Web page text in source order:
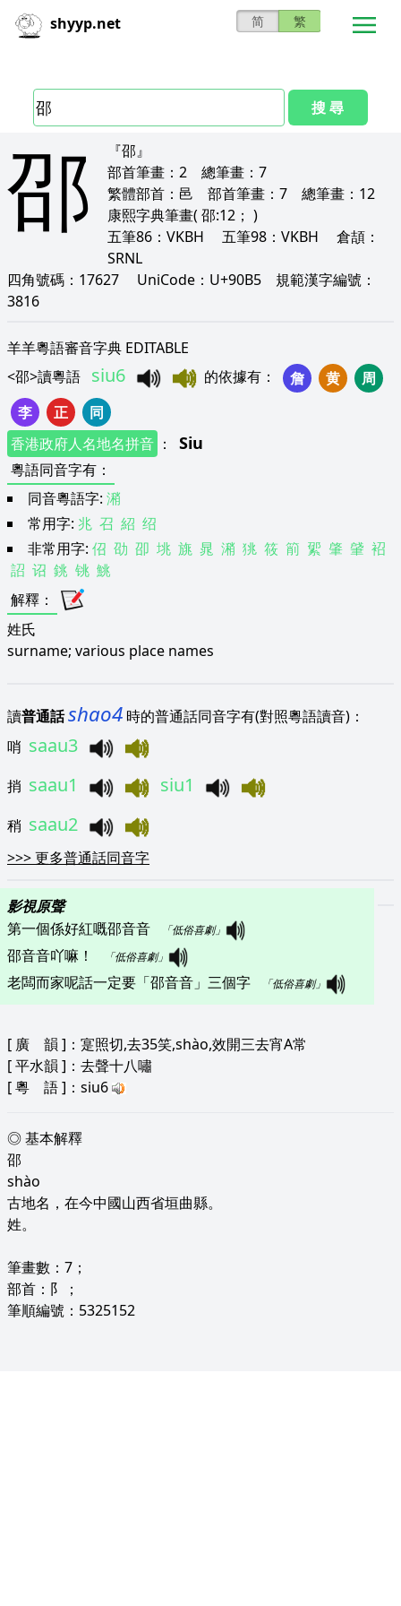
shyyp.net 简 繁
搜 尋
邵
『邵』
部首筆畫： 2 總筆畫： 7
繁體部首： 邑 部首筆畫： 7 總筆畫： 12
康熙字典筆畫( 邵:12； )
五筆86： VKBH 五筆98： VKBH 倉頡：
SRNL
四角號碼： 17627 UniCode： U+90B5 規範漢字編號：
3816
羊羊粵語審音字典 EDITABLE
<邵>讀粵語 siu6 的依據有 ： 詹 黄
周
李
正
同
香港政府人名地名拼音 ： Siu
粵語同音字有 ：
同音粵語字: 潲
常用字: 兆 召 紹 绍
非常用字: 佋 劭 卲 垗 旐 晁 潲 狣 筱 箾 綤 肇 肈 袑
詔 诏 銚 铫 鮡
解釋 ：
姓氏
surname; various place names
讀普通話shao4 時的普通話同音字有(對照粵語讀音)：
哨 saau3
捎 saau1 siu1
稍 saau2
>>>更多普通話同音字
影視原聲
第一個係好紅嘅邵音音
「低俗喜劇」
邵音音吖嘛！ 「低俗喜劇」
老闆而家呢話一定要「邵音音」三個字 「低俗喜劇」
[ 廣 韻 ]：寔照切,去35笑,shào,效開三去宵A常
[平水韻 ]：去聲十八嘯
[粵 語]：siu6
◎ 基本解釋
邵
shào
古地名，在今中國山西省垣曲縣。
姓。
筆畫數：7；
部首：阝；
筆順編號：5325152